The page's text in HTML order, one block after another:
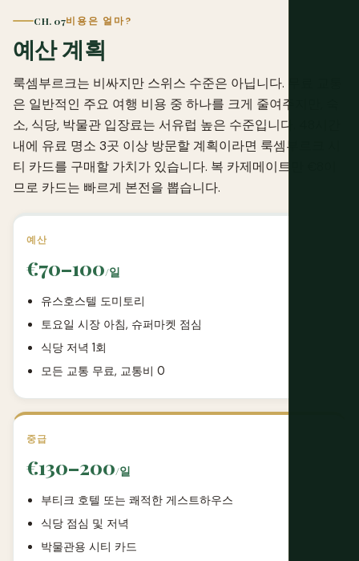
CH. 07비용은 얼마?
예산 계획
룩셈부르크는 비싸지만 스위스 수준은 아닙니다. 무료 교통
은 일반적인 주요 여행 비용 중 하나를 크게 줄여주지만, 숙
소, 식당, 박물관 입장료는 서유럽 높은 수준입니다. 48시간
내에 유료 명소 3곳 이상 방문할 계획이라면 룩셈부르크 시
티 카드를 구매할 가치가 있습니다. 복 카제메이트만 €8이
므로 카드는 빠르게 본전을 뽑습니다.
예산
€70–100/일
유스호스텔 도미토리
토요일 시장 아침, 슈퍼마켓 점심
식당 저녁 1회
모든 교통 무료, 교통비 0
중급
€130–200/일
부티크 호텔 또는 쾌적한 게스트하우스
식당 점심 및 저녁
박물관용 시티 카드